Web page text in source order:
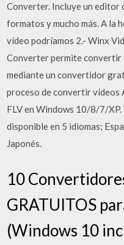
Converter. Incluye un editor
formatos y mucho más. A la
vídeo podríamos 2.- Winx
Converter permite convertir
mediante un convertidor
proceso de convertir vídeos
FLV en Windows 10/8/7/
disponible en 5 idiomas;
Japonés.
10
GRATUITOS
(Windows 10